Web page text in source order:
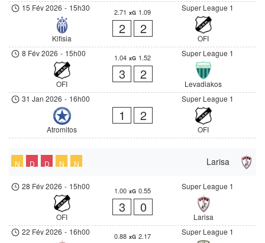
Super League 1
15 Fév 2026 - 15h30
Kifisia
2.71 xG 1.09
2 2
OFI
Super League 1
8 Fév 2026 - 15h00
OFI
1.04 xG 1.52
3 2
Levadiakos
Super League 1
31 Jan 2026 - 16h00
Atromitos
1 2
OFI
Larisa
N D D N N
Super League 1
28 Fév 2026 - 15h00
OFI
1.00 xG 0.55
3 0
Larisa
Super League 1
22 Fév 2026 - 16h00 0.88 xG 2.17